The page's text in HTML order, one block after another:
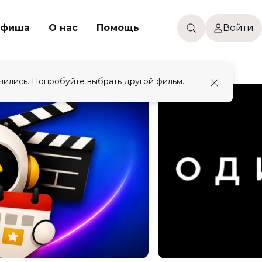
О нас Помощь Войти
Попробуйте выбрать другой фильм.